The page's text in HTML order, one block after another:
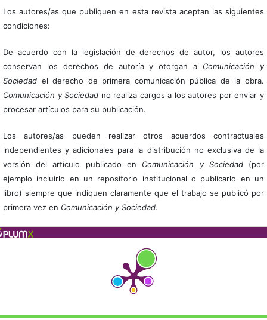
Los autores/as que publiquen en esta revista aceptan las siguientes
condiciones:
De acuerdo con la legislación de derechos de autor, los autores
conservan los derechos de autoría y otorgan a Comunicación y
Sociedadel derecho de primera comunicación pública de la obra.
Comunicación y Sociedad no realiza cargos a los autores por enviar y
procesar artículos para su publicación.
Los autores/as pueden realizar otros acuerdos contractuales
independientes y adicionales para la distribución no exclusiva de la
versión del artículo publicado en Comunicación y Sociedad(por
ejemplo incluirlo en un repositorio institucional o publicarlo en un
libro) siempre que indiquen claramente que el trabajo se publicó por
primera vez en Comunicación y Sociedad.